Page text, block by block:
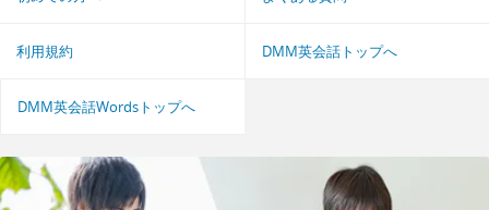
利用規約 DMM英会話トップへ
DMM英会話Wordsトップへ